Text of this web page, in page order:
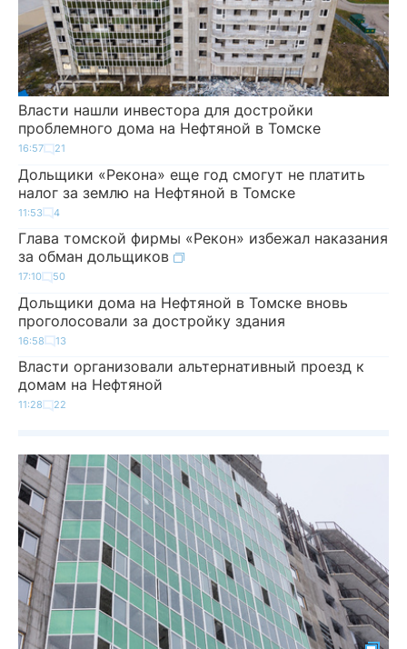
Власти нашли инвестора для достройки
проблемного дома на Нефтяной в Томске
16:57 21
Дольщики «Рекона» еще год смогут не платить
налог за землю на Нефтяной в Томске
11:53 4
Глава томской фирмы «Рекон» избежал наказания
за обман дольщиков
17:10 50
Дольщики дома на Нефтяной в Томске вновь
проголосовали за достройку здания
16:58 13
Власти организовали альтернативный проезд к
домам на Нефтяной
11:28 22